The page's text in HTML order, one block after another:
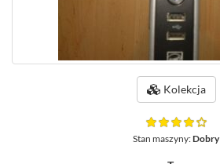
Kolekcja
Stan maszyny:Dobry